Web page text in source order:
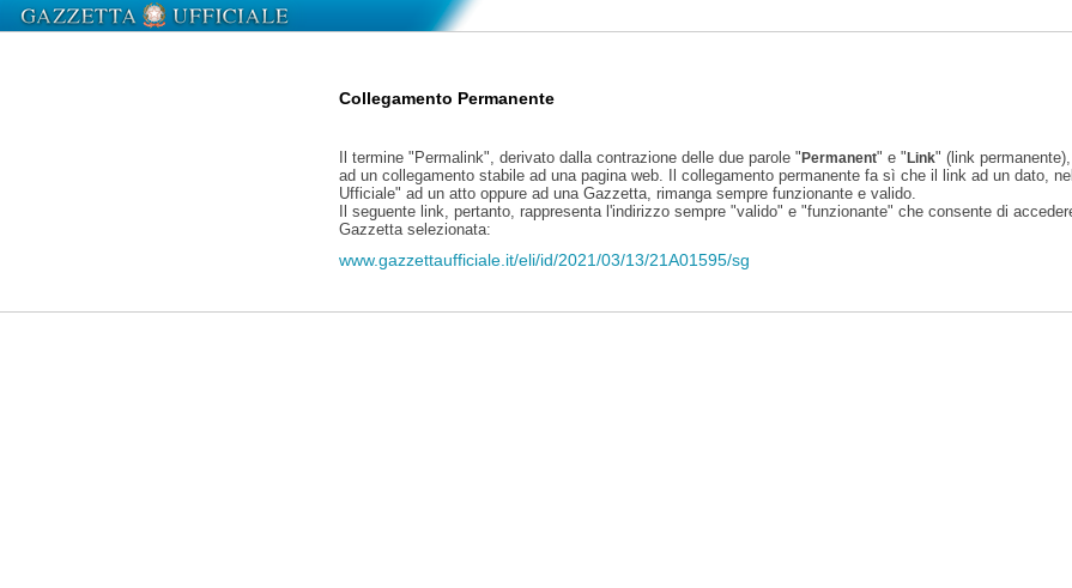
Collegamento Permanente
Il termine "Permalink", derivato dalla contrazione delle due parole "Permanent" e "Link" (link
ad un collegamento stabile ad una pagina web. Il collegamento permanente fa sì che il link ad un dato,
Ufficiale" ad un atto oppure ad una Gazzetta, rimanga sempre funzionante e valido.
Il seguente link, pertanto, rappresenta l'indirizzo sempre "valido" e "funzionante" che consente di
Gazzetta selezionata:
www.gazzettaufficiale.it/eli/id/2021/03/13/21A01595/sg